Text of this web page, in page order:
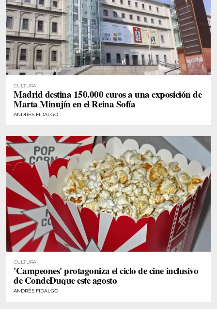
CULTURA
Madrid destina 150.000 euros a una exposición de
Marta Minujín en el Reina Sofía
ANDRÉS FIDALGO
CULTURA
'Campeones' protagoniza el ciclo de cine inclusivo
de CondeDuque este agosto
ANDRÉS FIDALGO